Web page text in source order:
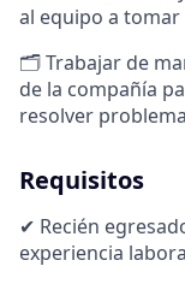
al equipo a
🗂️ Trabajar de
de la compañía
resolver
Requisitos
✔ Recién
experiencia